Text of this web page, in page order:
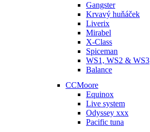
Gangster
Krvavý huňáček
Liverix
Mirabel
X-Class
Spiceman
WS1, WS2 & WS3
Balance
CCMoore
Equinox
Live system
Odyssey xxx
Pacific tuna